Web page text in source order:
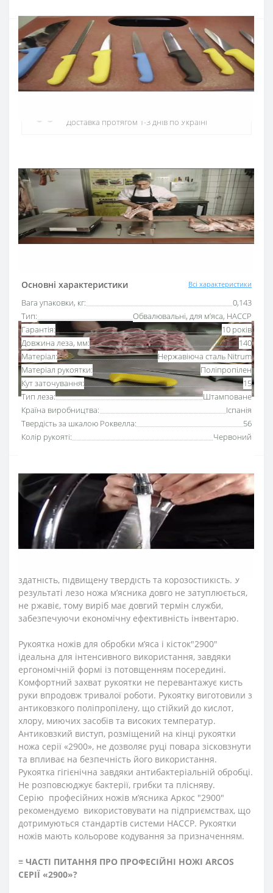
Основні характеристики Всі характеристики
Вага упаковки, кг:
0,143
Тип:
Обвалювальні, для м’яса, HACCP
Гарантія:
10 років
Довжина леза, мм:
140
Матеріал:
Нержавіюча сталь Nitrum
Матеріал рукоятки:
Поліпропілен
Кут заточування:
15
Тип леза:
Штамповане
Країна виробництва:
Іспанія
Твердість за шкалою Роквелла:
56
Колір рукояті:
Червоний
Офіційний дистриб'ютор
Офіційний дистриб'ютор ARCOS в Україні
Доставка протягом 1-3 днів по Україні
10 років гарантія на ножі
Купуй в кредит
Оплата частинами або миттєва розстрочка
від ПриватБанку
Ніж для обвалки м’яса 140 мм серії «2900» Аркос з
рукояткою червоного кольорувикористовують для
відділення м'яса від кісток та хрящів.
Серію професійних ножів Аркос «2900» розробили для
інтенсивного використання на кухнях ресторанів та
харчових виробництв.
здатність, підвищену твердість та корозостійкість. У
результаті лезо ножа м’ясника довго не затуплюється,
не ржавіє, тому виріб має довгий термін служби,
забезпечуючи економічну ефективність інвентарю.
Рукоятка ножів для обробки м’яса і кісток"2900"
ідеальна для інтенсивного використання, завдяки
ергономічній формі із потовщенням посередині.
Комфортний захват рукоятки не перевантажує кисть
руки впродовж тривалої роботи. Рукоятку виготовили з
антиковзкого поліпропілену, що стійкий до кислот,
хлору, миючих засобів та високих температур.
Антиковзкий виступ, розміщений на кінці рукоятки
ножа серії «2900», не дозволяє руці повара зісковзнути
та впливає на безпечність його використання.
Рукоятка гігієнічна завдяки антибактеріальній обробці.
Не розповсюджує бактерії, грибки та плісняву.
Серію професійних ножів м’ясника Аркос "2900"
рекомендуємо використовувати на підприємствах, що
дотримуються стандартів системи HACCP. Рукоятки
ножів мають кольорове кодування за призначенням.
≡ ЧАСТІ ПИТАННЯ ПРО ПРОФЕСІЙНІ НОЖІ ARCOS
СЕРІЇ «2900»?